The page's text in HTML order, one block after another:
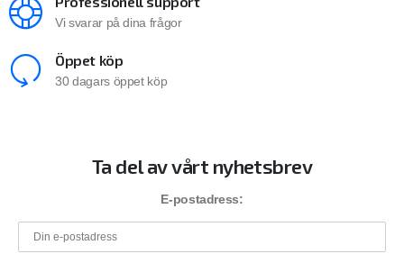
Vi svarar på dina frågor
Öppet köp
30 dagars öppet köp
Ta del av vårt nyhetsbrev
E-postadress: